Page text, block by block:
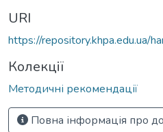
URI
https://repository.khpa.edu.ua/
Колекції
Методичні рекомендації
Повна інформація про